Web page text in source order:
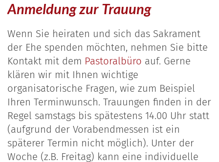
Anmeldung zur Trauung
Wenn Sie heiraten und sich das Sakrament
der Ehe spenden möchten, nehmen Sie bitte
Kontakt mit dem Pastoralbüro auf. Gerne
klären wir mit Ihnen wichtige
organisatorische Fragen, wie zum Beispiel
Ihren Terminwunsch. Trauungen finden in der
Regel samstags bis spätestens 14.00 Uhr statt
(aufgrund der Vorabendmessen ist ein
späterer Termin nicht möglich). Unter der
Woche (z.B. Freitag) kann eine individuelle